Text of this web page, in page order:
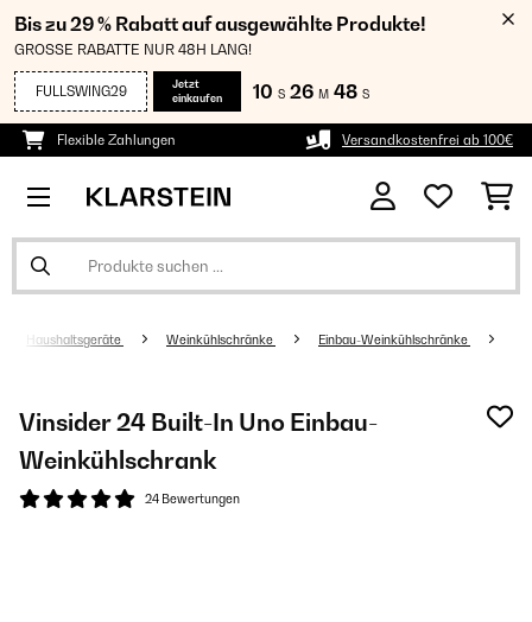
Bis zu 29 % Rabatt auf ausgewählte Produkte!
GROSSE RABATTE NUR 48H LANG!
FULLSWING29
Jetzt
einkaufen
10 S 26 M 47 S
Flexible Zahlungen Versandkostenfrei ab 100€
Haushaltsgeräte Weinkühlschränke Einbau-Weinkühlschränke
Vinsider 24 Built-In Uno Einbau-
Weinkühlschrank
24 Bewertungen